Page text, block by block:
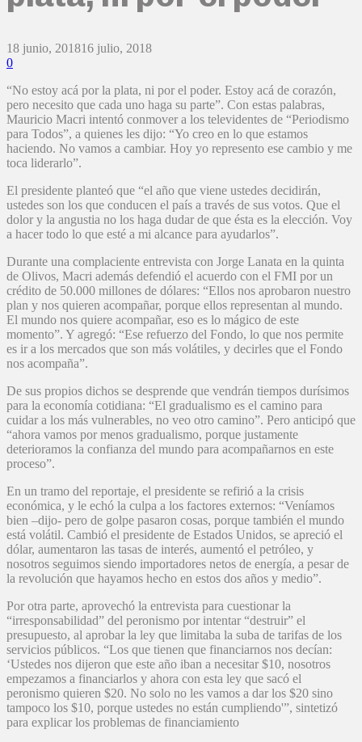
18 junio, 201816 julio, 2018
0
“No estoy acá por la plata, ni por el poder. Estoy acá de corazón,
pero necesito que cada uno haga su parte”. Con estas palabras,
Mauricio Macri intentó conmover a los televidentes de “Periodismo
para Todos”, a quienes les dijo: “Yo creo en lo que estamos
haciendo. No vamos a cambiar. Hoy yo represento ese cambio y me
toca liderarlo”.
El presidente planteó que “el año que viene ustedes decidirán,
ustedes son los que conducen el país a través de sus votos. Que el
dolor y la angustia no los haga dudar de que ésta es la elección. Voy
a hacer todo lo que esté a mi alcance para ayudarlos”.
Durante una complaciente entrevista con Jorge Lanata en la quinta
de Olivos, Macri además defendió el acuerdo con el FMI por un
crédito de 50.000 millones de dólares: “Ellos nos aprobaron nuestro
plan y nos quieren acompañar, porque ellos representan al mundo.
El mundo nos quiere acompañar, eso es lo mágico de este
momento”. Y agregó: “Ese refuerzo del Fondo, lo que nos permite
es ir a los mercados que son más volátiles, y decirles que el Fondo
nos acompaña”.
De sus propios dichos se desprende que vendrán tiempos durísimos
para la economía cotidiana: “El gradualismo es el camino para
cuidar a los más vulnerables, no veo otro camino”. Pero anticipó que
“ahora vamos por menos gradualismo, porque justamente
deterioramos la confianza del mundo para acompañarnos en este
proceso”.
En un tramo del reportaje, el presidente se refirió a la crisis
económica, y le echó la culpa a los factores externos: “Veníamos
bien –dijo- pero de golpe pasaron cosas, porque también el mundo
está volátil. Cambió el presidente de Estados Unidos, se apreció el
dólar, aumentaron las tasas de interés, aumentó el petróleo, y
nosotros seguimos siendo importadores netos de energía, a pesar de
la revolución que hayamos hecho en estos dos años y medio”.
Por otra parte, aprovechó la entrevista para cuestionar la
“irresponsabilidad” del peronismo por intentar “destruir” el
presupuesto, al aprobar la ley que limitaba la suba de tarifas de los
servicios públicos. “Los que tienen que financiarnos nos decían:
‘Ustedes nos dijeron que este año iban a necesitar $10, nosotros
empezamos a financiarlos y ahora con esta ley que sacó el
peronismo quieren $20. No solo no les vamos a dar los $20 sino
tampoco los $10, porque ustedes no están cumpliendo'”, sintetizó
para explicar los problemas de financiamiento